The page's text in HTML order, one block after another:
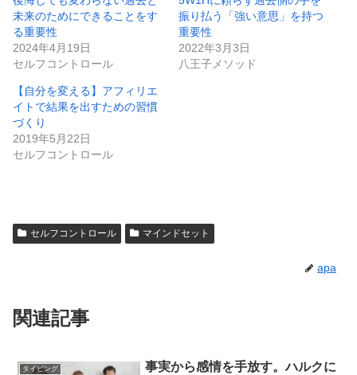
未来のためにできることをす
る重要性
2024年4月19日
セルフコントロール
振り払う「強い意思」を持つ
重要性
2022年3月3日
八王子メソッド
【自分を変える】アフィリエ
イトで結果を出すための習慣
づくり
2019年5月22日
セルフコントロール
セルフコントロール マインドセット
apa
関連記事
タイピング
事実から感情を手放す。ハルクに